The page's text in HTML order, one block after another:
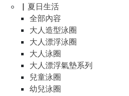
▏夏日生活
全部內容
大人造型泳圈
大人漂浮泳圈
大人泳圈
大人漂浮氣墊系列
兒童泳圈
幼兒泳圈